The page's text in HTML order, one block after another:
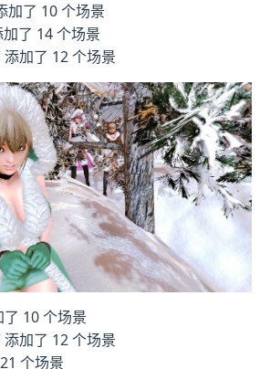
加了 10 个场景
了 14 个场景
加了 12 个场景
了 10 个场景
加了 12 个场景
个场景